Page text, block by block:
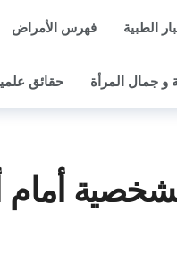
الطبية فهرس الأمراض
و جمال المرأة حقائق
أمام